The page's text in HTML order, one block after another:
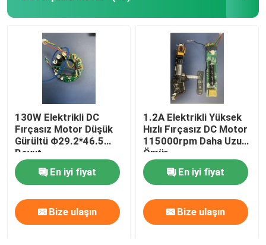
130W Elektrikli DC
Fırçasız Motor Düşük
Gürültü Φ29.2*46.5
Boyut
En iyi fiyat
Bize ulaşın
1.2A Elektrikli Yüksek
Hızlı Fırçasız DC Motor
115000rpm Daha Uzun
Ömür
En iyi fiyat
Bize ulaşın